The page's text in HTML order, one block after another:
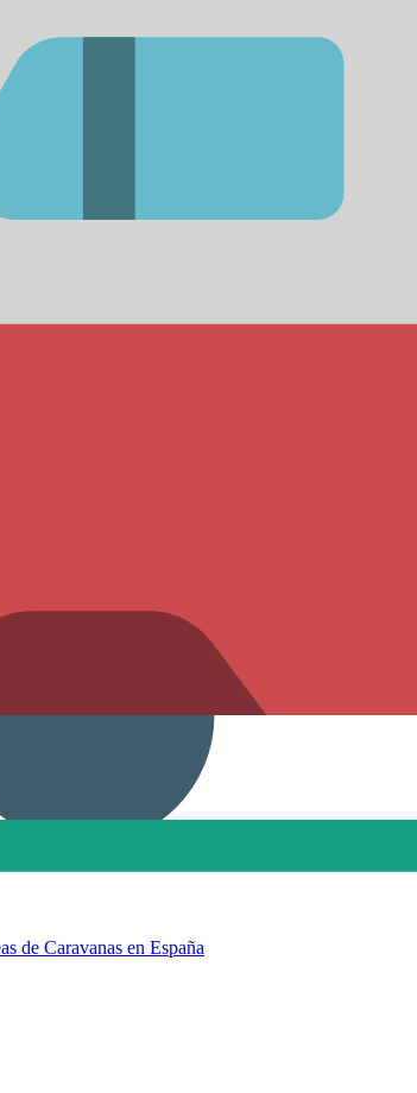
de Caravanas en España